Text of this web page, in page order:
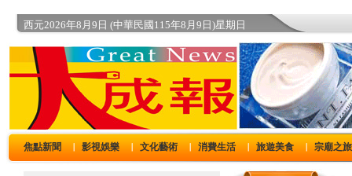
西元2026年8月9日 (中華民國115年8月9日)星期日
焦點新聞 影視娛樂 文化藝術 消費生活 旅遊美食 宗廟之旅